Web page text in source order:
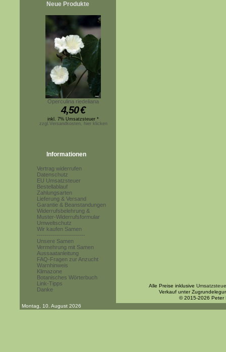
Neue Produkte
Operculina riedeliana
4,50€
inkl. 7% Umsatzsteuer *
zzgl.Versandkosten, hier klicken
Informationen
Vertrag widerrufen
Datenschutz
EU Umsatzsteuer
Bestellablauf
Zahlungsarten
Lieferung & Versand
Garantie & Beanstandungen
Widerrufsbelehrung &
Muster-Widerrufsformular
Umweltschutz
Wir kaufen Samen
------------------------
Unsere Samen
Vermehrung mit Samen
Aussaatanleitung
FAQ-Fragen zur Anzucht
Warnhinweis
Klimazone
Botanisches Wörterbuch
Link-Tipps
Danke
Alle Preise inklusive
Verkauf unter
© 2015-2026 Peter
Montag, 10. August 2026